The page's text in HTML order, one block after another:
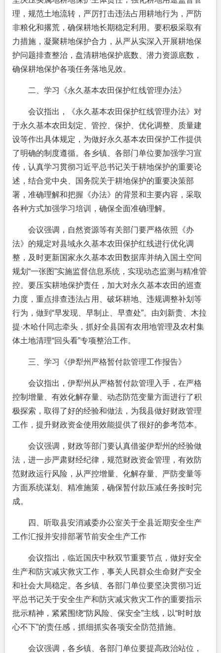
理，规范土地流转，严厉打击违法占用耕地行为，严防
非粮化和撂荒，确保耕地长期稳定利用。要积极采取有
力措施，凝聚耕地保护合力，从严从实深入开展耕地保
护问题排查整治，盘清耕地保护底数、潜力资源底数，
确保耕地保护各项任务落地见效。
二、学习《永久基本农田保护红线管理办法》
会议指出，《永久基本农田保护红线管理办法》对
于永久基本农田划定、管控、保护、优化调整、质量建
设等作出具体规定，为做好永久基本农田保护工作提供
了明确的制度遵循。各乡镇、各部门单位要加强学习宣
传，认真学习贯彻习近平总书记关于耕地保护的重要论
述，结合党中央、国务院关于耕地保护的重要决策部
署，准确理解和把握《办法》的背景和主要内容，采取
各种方式加强学习培训，确保全面准确理解。
会议强调，自然资源等有关部门要严格依照《办
法》的规定对县域永久基本农田保护红线进行优化调
整，及时更新国家永久基本农田数据库并纳入国土空间
规划“一张图”实施监督信息系统，实现动态监测与精准管
控。要压实耕地保护责任，加大对永久基本农田的巡查
力度，重点排查违法占用、破坏耕地、违规调整补划等
行为，做到“早发现、早制止、早查处”。由刘新贵、木拉
提·木哈什同志牵头，抓好全县国有农用地管理及农村集
体土地清理“回头看”专项整治工作。
三、学习《伊犁州严格暂付款管理工作报告》
会议指出，伊犁州从严格暂付款管理入手，在严格
控制增量、有效化解存量、动态防范变量方面进行了积
极探索，取得了好的经验和做法，为我县做好财政管理
工作，提升财政资金使用效能提供了很好的参考范本。
会议强调，财政等部门要认真借鉴伊犁州的经验做
法，进一步严肃财经纪律，规范财政资金管理，有效防
范财政运行风险，从严控增量、化解存量、严防变量等
方面系统谋划、精准施策，确保暂付款压减任务按时完
成。
四、听取县安消减委办公室关于全县近期安全生产
工作汇报并安排部署节前安全生产工作
会议指出，临近国庆中秋双节重要节点，做好安全
生产和防灾减灾救灾工作，事关人民群众生命财产安全
和社会大局稳定。各乡镇、各部门单位要坚决贯彻习近
平总书记关于安全生产和防灾减灾救灾工作的重要指示
批示精神，紧紧围绕“防风险、保安全”主线，以“时时放
心不下”的责任感，抓细抓实各项安全防范措施。
会议强调，各乡镇、各部门单位要提高政治站位，